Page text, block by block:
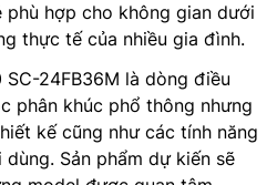
hợp cho không gian dưới
thực tế của nhiều gia đình.
SC-24FB36M là dòng điều
phân khúc phổ thông nhưng
kế cũng như các tính năng
Sản phẩm dự kiến sẽ